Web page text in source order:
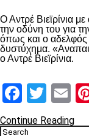
Ο Αντρέ Βιεϊρίνια
την οδύνη του για
όπως και ο αδελφός
δυστύχημα.
ο Αντρέ Βιεϊρίνια.
Continue Reading